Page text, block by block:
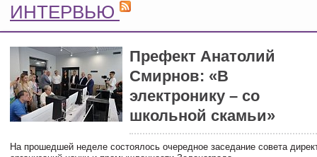
ИНТЕРВЬЮ
Префект Анатолий
Смирнов: «В
электронику – со
школьной скамьи»
На прошедшей неделе состоялось очередное заседание совета